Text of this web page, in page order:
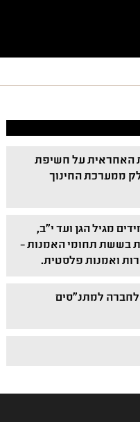
האחראית על חשיפת
ממערכת החינוך
מגיל הגן ועד י"ב,
בששת תחומי האמנות –
ואמנות פלסטית.
למתנ"סים